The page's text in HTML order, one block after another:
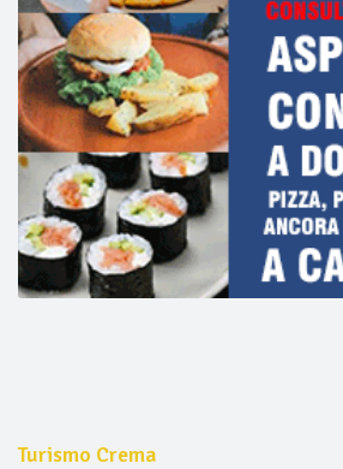
Turismo Crema